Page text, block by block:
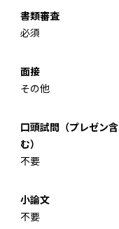
書類審査
必須
面接
その他
口頭試問（プレゼン含
む）
不要
小論文
不要